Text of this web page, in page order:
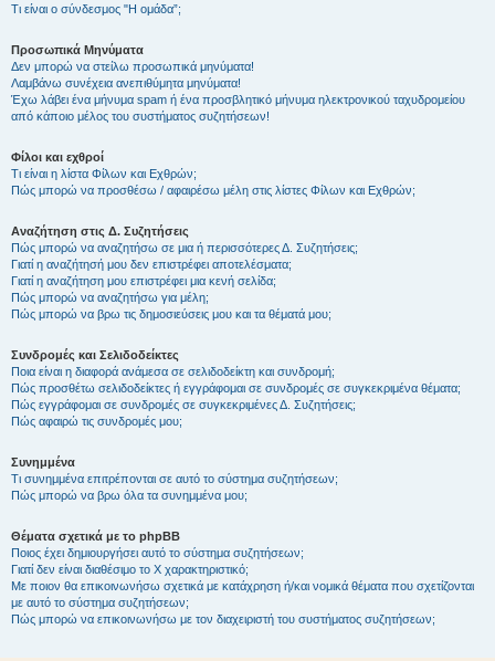
Τι είναι ο σύνδεσμος "Η ομάδα”;
Προσωπικά Μηνύματα
Δεν μπορώ να στείλω προσωπικά μηνύματα!
Λαμβάνω συνέχεια ανεπιθύμητα μηνύματα!
Έχω λάβει ένα μήνυμα spam ή ένα προσβλητικό μήνυμα ηλεκτρονικού ταχυδρομείου
από κάποιο μέλος του συστήματος συζητήσεων!
Φίλοι και εχθροί
Τι είναι η λίστα Φίλων και Εχθρών;
Πώς μπορώ να προσθέσω / αφαιρέσω μέλη στις λίστες Φίλων και Εχθρών;
Αναζήτηση στις Δ. Συζητήσεις
Πώς μπορώ να αναζητήσω σε μια ή περισσότερες Δ. Συζητήσεις;
Γιατί η αναζήτησή μου δεν επιστρέφει αποτελέσματα;
Γιατί η αναζήτηση μου επιστρέφει μια κενή σελίδα;
Πώς μπορώ να αναζητήσω για μέλη;
Πώς μπορώ να βρω τις δημοσιεύσεις μου και τα θέματά μου;
Συνδρομές και Σελιδοδείκτες
Ποια είναι η διαφορά ανάμεσα σε σελιδοδείκτη και συνδρομή;
Πώς προσθέτω σελιδοδείκτες ή εγγράφομαι σε συνδρομές σε συγκεκριμένα θέματα;
Πώς εγγράφομαι σε συνδρομές σε συγκεκριμένες Δ. Συζητήσεις;
Πώς αφαιρώ τις συνδρομές μου;
Συνημμένα
Τι συνημμένα επιτρέπονται σε αυτό το σύστημα συζητήσεων;
Πώς μπορώ να βρω όλα τα συνημμένα μου;
Θέματα σχετικά με το phpBB
Ποιος έχει δημιουργήσει αυτό το σύστημα συζητήσεων;
Γιατί δεν είναι διαθέσιμο το Χ χαρακτηριστικό;
Με ποιον θα επικοινωνήσω σχετικά με κατάχρηση ή/και νομικά θέματα που σχετίζονται
με αυτό το σύστημα συζητήσεων;
Πώς μπορώ να επικοινωνήσω με τον διαχειριστή του συστήματος συζητήσεων;